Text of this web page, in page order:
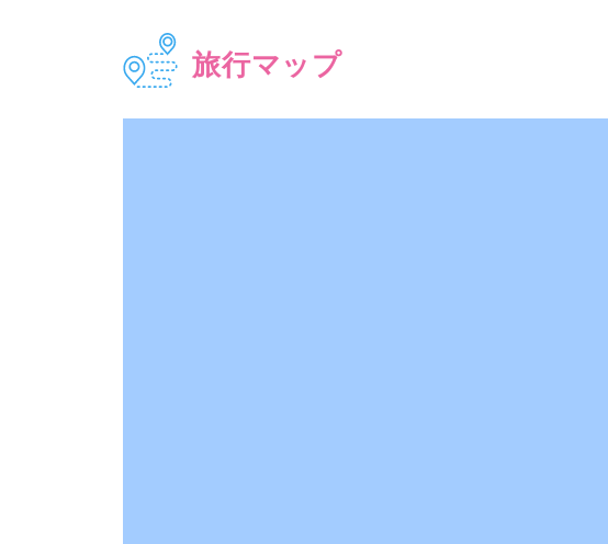
旅行マップ